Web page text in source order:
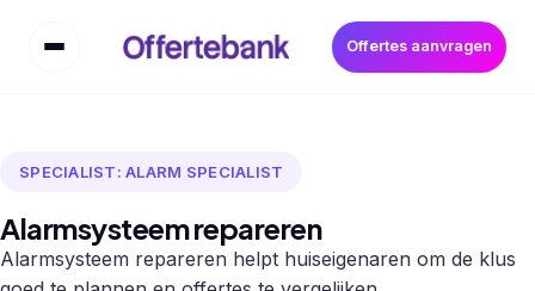
Offertes aanvragen
SPECIALIST: ALARM SPECIALIST
Alarmsysteem repareren
Alarmsysteem repareren helpt huiseigenaren om de klus